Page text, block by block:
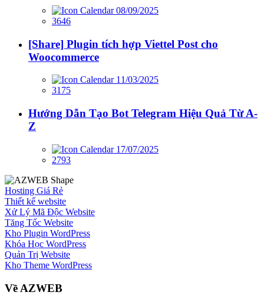
08/09/2025
3646
[Share] Plugin tích hợp Viettel Post cho
Woocommerce
11/03/2025
3175
Hướng Dẫn Tạo Bot Telegram Hiệu Quả Từ A-
Z
17/07/2025
2793
Hosting Giá Rẻ
Thiết kế website
Xử Lý Mã Độc Website
Tăng Tốc Website
Kho Plugin WordPress
Khóa Học WordPress
Quản Trị Website
Kho Theme WordPress
Về AZWEB